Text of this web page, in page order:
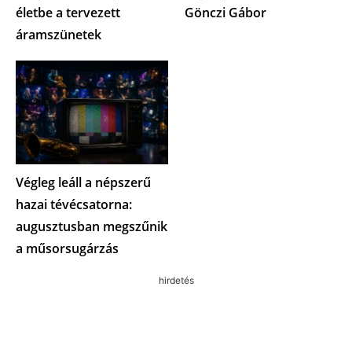
életbe a tervezett
áramszünetek
Gönczi Gábor
Végleg leáll a népszerű
hazai tévécsatorna:
augusztusban megszűnik
a műsorsugárzás
hirdetés